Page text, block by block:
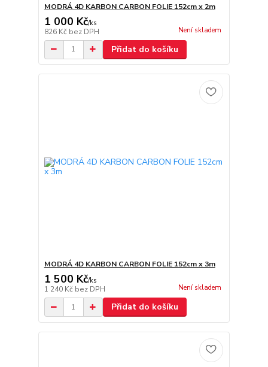
MODRÁ 4D KARBON CARBON FOLIE 152cm x 2m
1 000 Kč/ks
826 Kč bez DPH Není skladem
Přidat do košíku
MODRÁ 4D KARBON CARBON FOLIE 152cm x 3m
1 500 Kč/ks
1 240 Kč bez DPH Není skladem
Přidat do košíku